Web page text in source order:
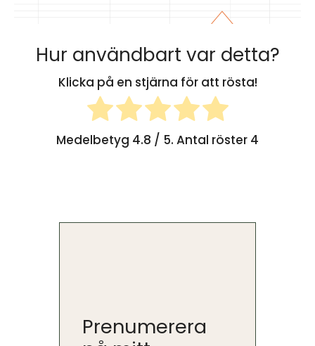
Hur användbart var detta?
Klicka på en stjärna för att rösta!
Medelbetyg 4.8 / 5. Antal röster 4
Prenumerera